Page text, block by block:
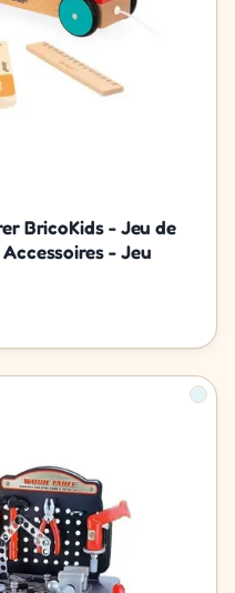
BricoKids - Jeu de
- Jeu